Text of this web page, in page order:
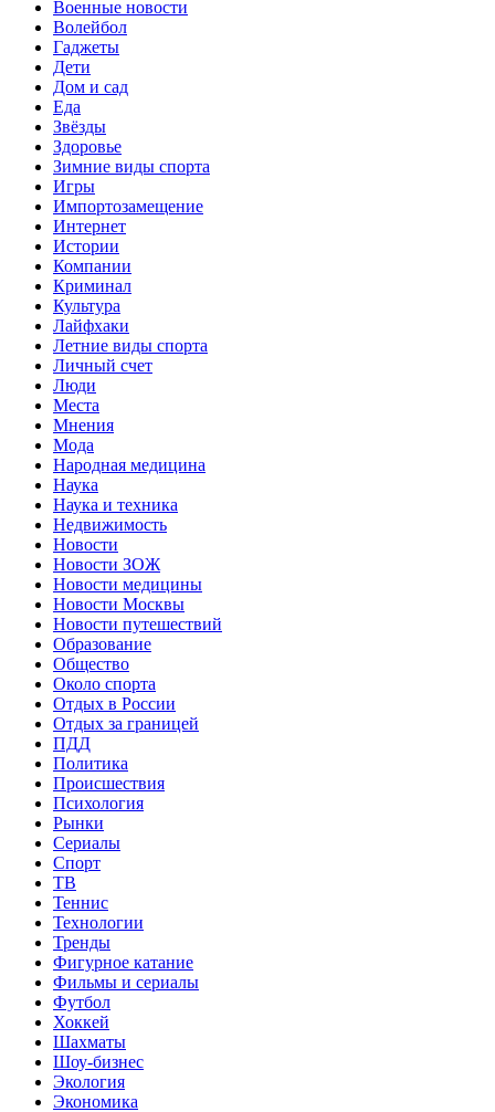
Военные новости
Волейбол
Гаджеты
Дети
Дом и сад
Еда
Звёзды
Здоровье
Зимние виды спорта
Игры
Импортозамещение
Интернет
Истории
Компании
Криминал
Культура
Лайфхаки
Летние виды спорта
Личный счет
Люди
Места
Мнения
Мода
Народная медицина
Наука
Наука и техника
Недвижимость
Новости
Новости ЗОЖ
Новости медицины
Новости Москвы
Новости путешествий
Образование
Общество
Около спорта
Отдых в России
Отдых за границей
ПДД
Политика
Происшествия
Психология
Рынки
Сериалы
Спорт
ТВ
Теннис
Технологии
Тренды
Фигурное катание
Фильмы и сериалы
Футбол
Хоккей
Шахматы
Шоу-бизнес
Экология
Экономика